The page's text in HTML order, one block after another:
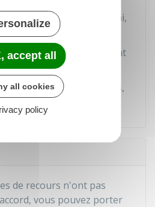
un avis dans un délai,
précisée dans le contrat
ne vous satisfait pas,
un .
de recours n'ont pas
vous pouvez porter
accept all
all cookies
policy